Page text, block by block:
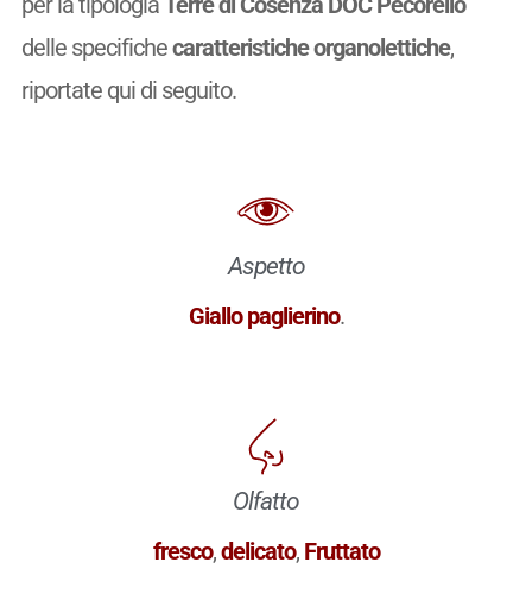
delle specifichecaratteristiche organolettiche,
riportate qui di seguito.
Aspetto
Giallo paglierino.
Olfatto
fresco,delicato, Fruttato